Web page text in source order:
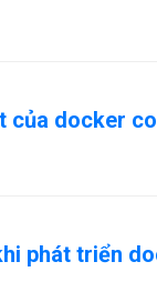
của docker
phát triển